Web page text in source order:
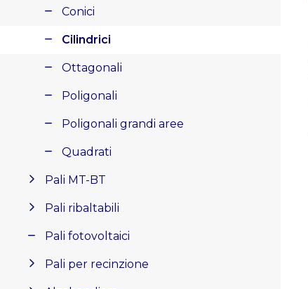
Conici
Cilindrici
Ottagonali
Poligonali
Poligonali grandi aree
Quadrati
Pali MT-BT
Pali ribaltabili
Pali fotovoltaici
Pali per recinzione